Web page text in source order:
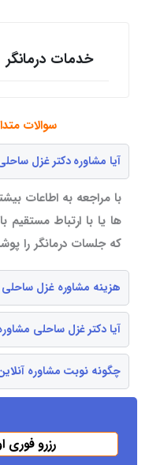
خدمات درمانگر
سوالات
آیا مشاوره دکتر غزل
با مراجعه به اطاعات
ها یا با ارتباط مستقیم
که جلسات درمانگر را
هزینه مشاوره غزل
آیا دکتر غزل ساحلی
چگونه نوبت مشاوره
رزرو فوری